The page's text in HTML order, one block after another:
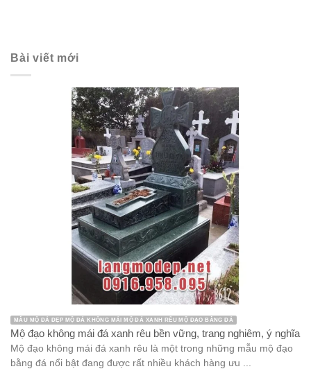
Bài viết mới
MẪU MỘ ĐÁ ĐẸP MỘ ĐÁ KHÔNG MÁI MỘ ĐÁ XANH RÊU MỘ ĐẠO BẰNG ĐÁ
Mộ đạo không mái đá xanh rêu bền vững, trang nghiêm, ý nghĩa
Mộ đạo không mái đá xanh rêu là một trong những mẫu mộ đạo
bằng đá nổi bật đang được rất nhiều khách hàng ưu ...